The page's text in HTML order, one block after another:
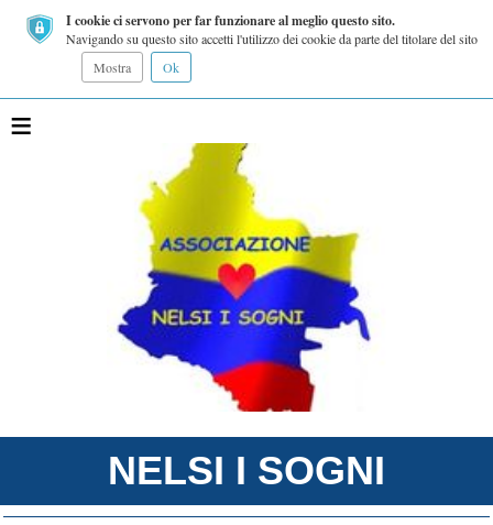
I cookie ci servono per far funzionare al meglio questo sito.
Navigando su questo sito accetti l'utilizzo dei cookie da parte del titolare del sito
Mostra
Ok
≡
NELSI I SOGNI